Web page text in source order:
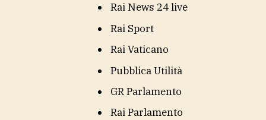
Rai News 24 live
Rai Sport
Rai Vaticano
Pubblica Utilità
GR Parlamento
Rai Parlamento